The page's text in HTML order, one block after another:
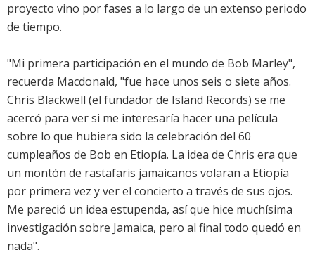
proyecto vino por fases a lo largo de un extenso periodo
de tiempo.
"Mi primera participación en el mundo de Bob Marley",
recuerda Macdonald, "fue hace unos seis o siete años.
Chris Blackwell (el fundador de Island Records) se me
acercó para ver si me interesaría hacer una película
sobre lo que hubiera sido la celebración del 60
cumpleaños de Bob en Etiopía. La idea de Chris era que
un montón de rastafaris jamaicanos volaran a Etiopía
por primera vez y ver el concierto a través de sus ojos.
Me pareció un idea estupenda, así que hice muchísima
investigación sobre Jamaica, pero al final todo quedó en
nada".